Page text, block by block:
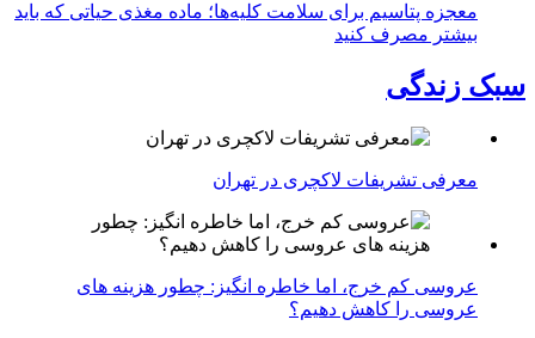
معجزه پتاسیم برای سلامت کلیه‌ها؛ ماده مغذی حیاتی که باید
بیشتر مصرف کنید
سبک زندگی
معرفی تشریفات لاکچری در تهران
عروسی کم خرج، اما خاطره انگیز: چطور هزینه های
عروسی را کاهش دهیم؟